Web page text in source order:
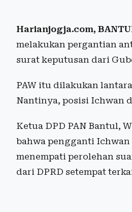
Harianjogja.com,
melakukan pergantian
surat keputusan dari
PAW itu dilakukan
Nantinya, posisi Ichwan
Ketua DPD PAN Bantul,
bahwa pengganti
menempati perolehan
dari DPRD setempat